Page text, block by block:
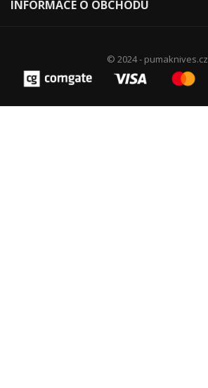
INFORMACE O OBCHODU
© 2024 - pumaknives.cz